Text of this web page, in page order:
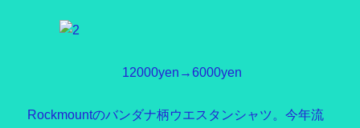
12000yen→6000yen
Rockmountのバンダナ柄ウエスタンシャツ。今年流